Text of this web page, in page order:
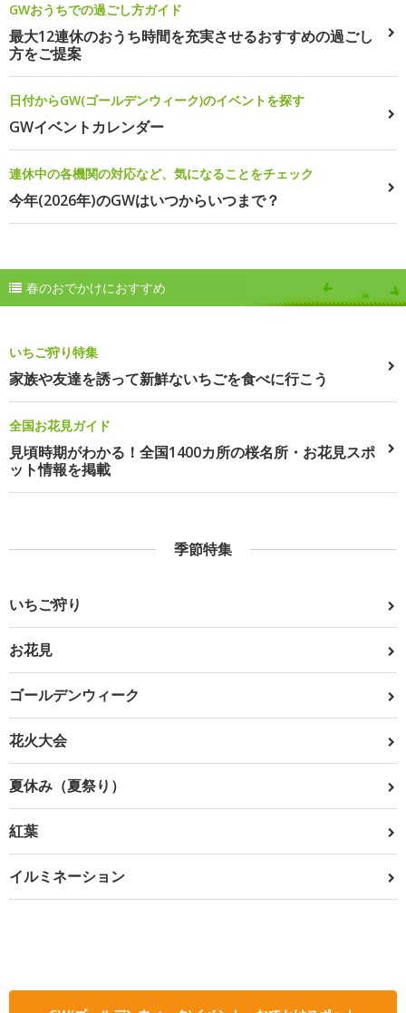
GWおうちでの過ごし方ガイド
最大12連休のおうち時間を充実させるおすすめの過ごし
方をご提案
日付からGW(ゴールデンウィーク)のイベントを探す
GWイベントカレンダー
連休中の各機関の対応など、気になることをチェック
今年(2026年)のGWはいつからいつまで？
春のおでかけにおすすめ
いちご狩り特集
家族や友達を誘って新鮮ないちごを食べに行こう
全国お花見ガイド
見頃時期がわかる！全国1400カ所の桜名所・お花見スポ
ット情報を掲載
季節特集
いちご狩り
お花見
ゴールデンウィーク
花火大会
夏休み（夏祭り）
紅葉
イルミネーション